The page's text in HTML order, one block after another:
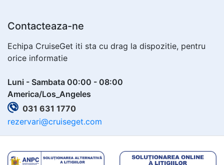
Contacteaza-ne
Echipa CruiseGet iti sta cu drag la dispozitie, pentru
orice informatie
Luni - Sambata 00:00 - 08:00
America/Los_Angeles
031 631 1770
rezervari@cruiseget.com